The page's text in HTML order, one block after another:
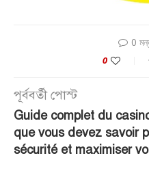
0
0
পূর্ববর্তী পোস্ট
Guide complet du
que vous devez savoir
sécurité et maximiser